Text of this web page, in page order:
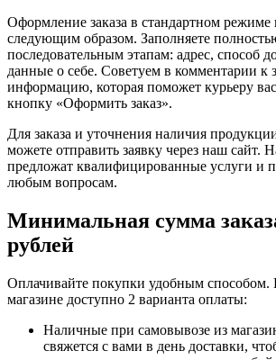
Оформление заказа в стандартном режиме
следующим образом. Заполняете
последовательным этапам: адрес, способ
данные о себе. Советуем в комментарии к
информацию, которая поможет курьеру
кнопку «Оформить заказ».
Для заказа и уточнения наличия
можете отправить заявку через наш сайт.
предложат квалифицированные услуги и
любым вопросам.
Минимальная сумма
рублей
Оплачивайте покупки удобным способом.
магазине доступно 2 варианта оплаты:
Наличные при самовывозе из
свяжется с вами в день доставки,